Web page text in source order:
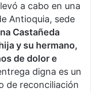
a cabo en una
Antioquia, sede
Castañeda
y su hermano,
de dolor e
digna es un
de reconciliación